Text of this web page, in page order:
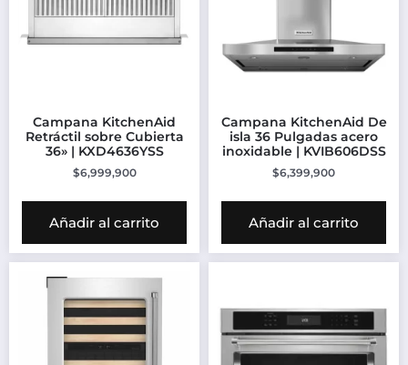
Campana KitchenAid
Retráctil sobre Cubierta
36» | KXD4636YSS
$6,999,900
Añadir al carrito
Campana KitchenAid De
isla 36 Pulgadas acero
inoxidable | KVIB606DSS
$6,399,900
Añadir al carrito